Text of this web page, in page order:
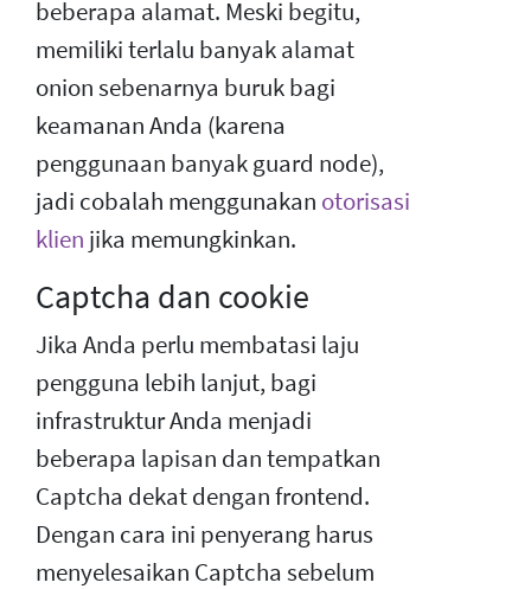
beberapa alamat. Meski begitu,
memiliki terlalu banyak alamat
onion sebenarnya buruk bagi
keamanan Anda (karena
penggunaan banyak guard node),
jadi cobalah menggunakan otorisasi
klien jika memungkinkan.
Captcha dan cookie
Jika Anda perlu membatasi laju
pengguna lebih lanjut, bagi
infrastruktur Anda menjadi
beberapa lapisan dan tempatkan
Captcha dekat dengan frontend.
Dengan cara ini penyerang harus
menyelesaikan Captcha sebelum